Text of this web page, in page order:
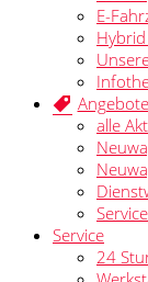
E-
Angebote
alle
Service
24